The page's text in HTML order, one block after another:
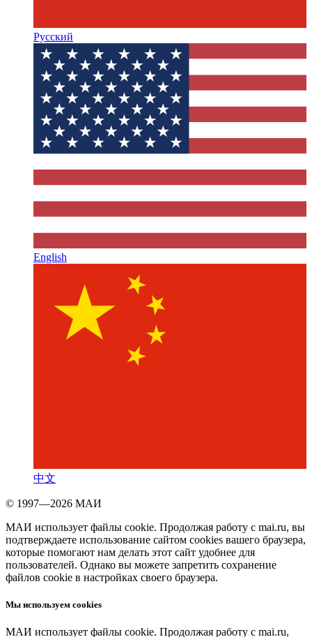
Русский
English
中文
© 1997—2026 МАИ
МАИ использует файлы cookie. Продолжая работу с mai.ru, вы
подтверждаете использование сайтом cookies вашего браузера,
которые помогают нам делать этот сайт удобнее для
пользователей. Однако вы можете запретить сохранение
файлов cookie в настройках своего браузера.
Мы используем cookies
МАИ использует файлы cookie. Продолжая работу с mai.ru,